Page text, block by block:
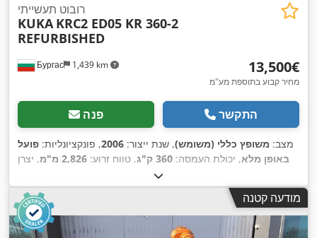
Бургас 1,439 km
רובוט תעשייתי
KUKA KRC2 ED05 KR 360-2
REFURBISHED
‏13,500 ‏€
מחיר קבוע בתוספת מע"מ
פנה התקשר
מצב: משופץ כללי (משומש), שנת ייצור: 2006, פונקציונליות: פועל
באופן מלא, יכולת העמסה: 360 ק"ג , טווח זרוע: 2,826 מ"מ
, יצרן
KRC2 ED05
מודעה קטנה